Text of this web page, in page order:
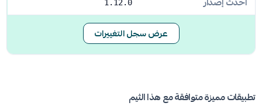
1.12.0
عرض سجل التغييرات
تطبيقات مميزة متوافقة مع هذا الثيم